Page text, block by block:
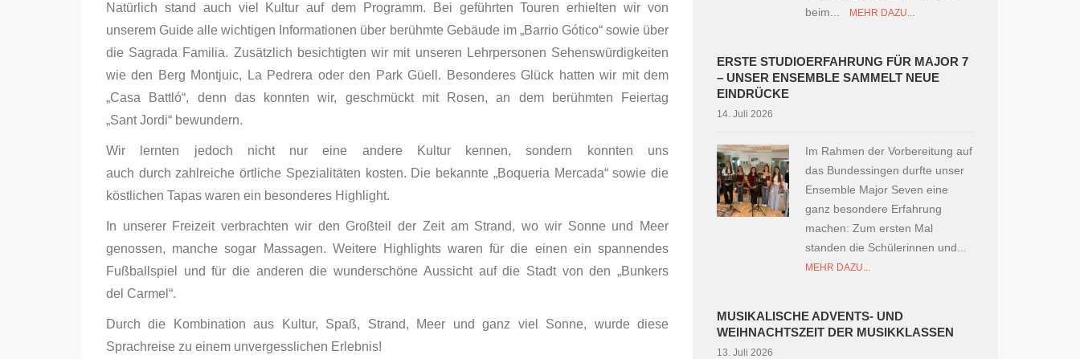
Natürlich stand auch viel Kultur auf dem Programm. Bei geführten Touren erhielten wir von
unserem Guide alle wichtigen Informationen über berühmte Gebäude im „Barrio Gótico“ sowie über
die Sagrada Familia. Zusätzlich besichtigten wir mit unseren Lehrpersonen Sehenswürdigkeiten
wie den Berg Montjuic, La Pedrera oder den Park Güell. Besonderes Glück hatten wir mit dem
„Casa Battló“, denn das konnten wir, geschmückt mit Rosen, an dem berühmten Feiertag
„Sant Jordi“ bewundern.
Wir lernten jedoch nicht nur eine andere Kultur kennen, sondern konnten uns
auch durch zahlreiche örtliche Spezialitäten kosten. Die bekannte „Boqueria Mercada“ sowie die
köstlichen Tapas waren ein besonderes Highlight.
In unserer Freizeit verbrachten wir den Großteil der Zeit am Strand, wo wir Sonne und Meer
genossen, manche sogar Massagen. Weitere Highlights waren für die einen ein spannendes
Fußballspiel und für die anderen die wunderschöne Aussicht auf die Stadt von den „Bunkers
del Carmel“.
Durch die Kombination aus Kultur, Spaß, Strand, Meer und ganz viel Sonne, wurde diese
Sprachreise zu einem unvergesslichen Erlebnis!
beim...
MEHR DAZU...
ERSTE STUDIOERFAHRUNG FÜR MAJOR 7
– UNSER ENSEMBLE SAMMELT NEUE
EINDRÜCKE
14. Juli 2026
Im Rahmen der Vorbereitung auf
das Bundessingen durfte unser
Ensemble Major Seven eine
ganz besondere Erfahrung
machen: Zum ersten Mal
standen die Schülerinnen und...
MEHR DAZU...
MUSIKALISCHE ADVENTS- UND
WEIHNACHTSZEIT DER MUSIKKLASSEN
13. Juli 2026